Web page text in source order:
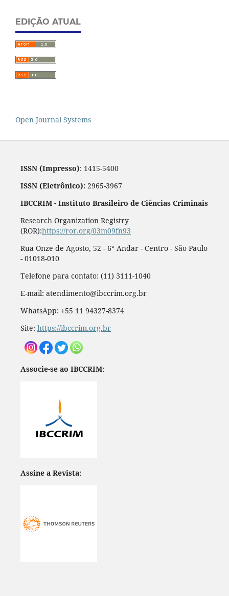
EDIÇÃO ATUAL
Open Journal Systems
ISSN (Impresso): 1415-5400
ISSN (Eletrônico): 2965-3967
IBCCRIM - Instituto Brasileiro de Ciências Criminais
Research Organization Registry
(ROR):https://ror.org/03m09fn93
Rua Onze de Agosto, 52 - 6° Andar - Centro - São Paulo
- 01018-010
Telefone para contato: (11) 3111-1040
E-mail: atendimento@ibccrim.org.br
WhatsApp: +55 11 94327-8374
Site: https://ibccrim.org.br
Associe-se ao IBCCRIM:
Assine a Revista: